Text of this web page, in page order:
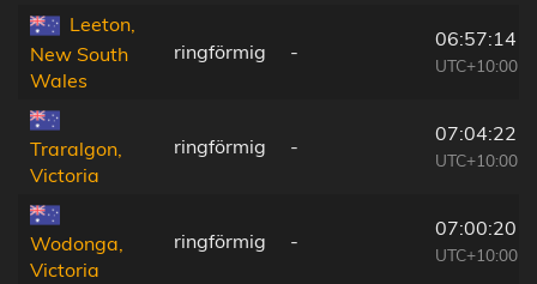
Leeton,
New South
Wales
ringförmig -
06:57:14
UTC+10:00
Traralgon,
Victoria
ringförmig -
07:04:22
UTC+10:00
Wodonga,
Victoria
ringförmig -
07:00:20
UTC+10:00